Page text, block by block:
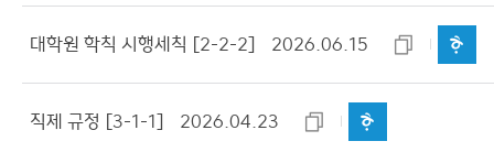
제 9편 기타
대학원 학칙 시행세칙 [2-2-2] 2026.06.15
직제 규정 [3-1-1] 2026.04.23